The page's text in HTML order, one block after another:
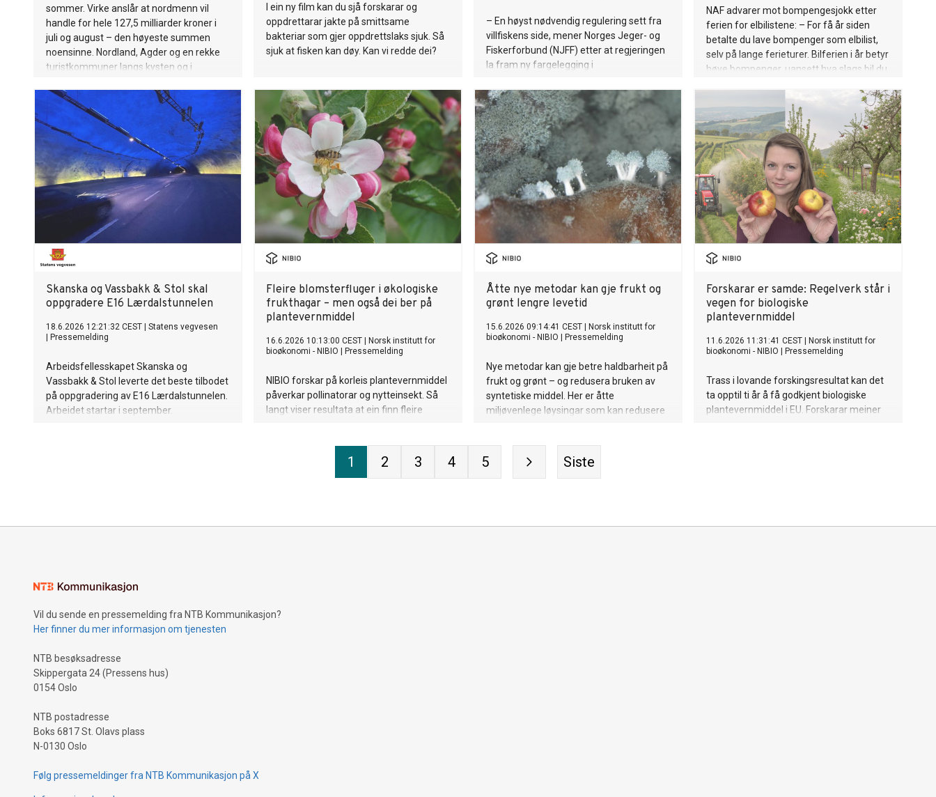
sommer. Virke anslår at nordmenn vil
handle for hele 127,5 milliarder kroner i
juli og august – den høyeste summen
noensinne. Nordland, Agder og en rekke
turistkommuner langs kysten og i
I ein ny film kan du sjå forskarar og
oppdrettarar jakte på smittsame
bakteriar som gjer oppdrettslaks sjuk. Så
sjuk at fisken kan døy. Kan vi redde dei?
– En høyst nødvendig regulering sett fra
villfiskens side, mener Norges Jeger- og
Fiskerforbund (NJFF) etter at regjeringen
la fram ny fargelegging i
NAF advarer mot bompengesjokk etter
ferien for elbilistene: – For få år siden
betalte du lave bompenger som elbilist,
selv på lange ferieturer. Bilferien i år betyr
høye bompenger, uansett hva slags bil du
Skanska og Vassbakk & Stol skal
oppgradere E16 Lærdalstunnelen
18.6.2026 12:21:32 CEST
Statens vegvesen
Pressemelding
Arbeidsfellesskapet Skanska og
Vassbakk & Stol leverte det beste tilbodet
på oppgradering av E16 Lærdalstunnelen.
Arbeidet startar i september.
Fleire blomsterfluger i økologiske
frukthagar – men også dei ber på
plantevernmiddel
16.6.2026 10:13:00 CEST
Norsk institutt for
bioøkonomi - NIBIO
Pressemelding
NIBIO forskar på korleis plantevernmiddel
påverkar pollinatorar og nytteinsekt. Så
langt viser resultata at ein finn fleire
Åtte nye metodar kan gje frukt og
grønt lengre levetid
15.6.2026 09:14:41 CEST
Norsk institutt for
bioøkonomi - NIBIO
Pressemelding
Nye metodar kan gje betre haldbarheit på
frukt og grønt – og redusera bruken av
syntetiske middel. Her er åtte
miljøvenlege løysingar som kan redusere
Forskarar er samde: Regelverk står i
vegen for biologiske
plantevernmiddel
11.6.2026 11:31:41 CEST
Norsk institutt for
bioøkonomi - NIBIO
Pressemelding
Trass i lovande forskingsresultat kan det
ta opptil ti år å få godkjent biologiske
plantevernmiddel i EU. Forskarar meiner
1 2 3 4 5 Siste
Vil du sende en pressemelding fra NTB Kommunikasjon?
Her finner du mer informasjon om tjenesten
NTB besøksadresse
Skippergata 24 (Pressens hus)
0154 Oslo
NTB postadresse
Boks 6817 St. Olavs plass
N-0130 Oslo
Følg pressemeldinger fra NTB Kommunikasjon på X